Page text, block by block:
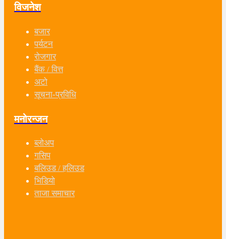
विजनेश
बजार
पर्यटन
रोजगार
बैंक / वित्त
अटो
सूचना-प्रविधि
मनोरन्जन
ब्लोअप
गसिप
बलिउड / हलिउड
भिडियो
ताजा समाचार